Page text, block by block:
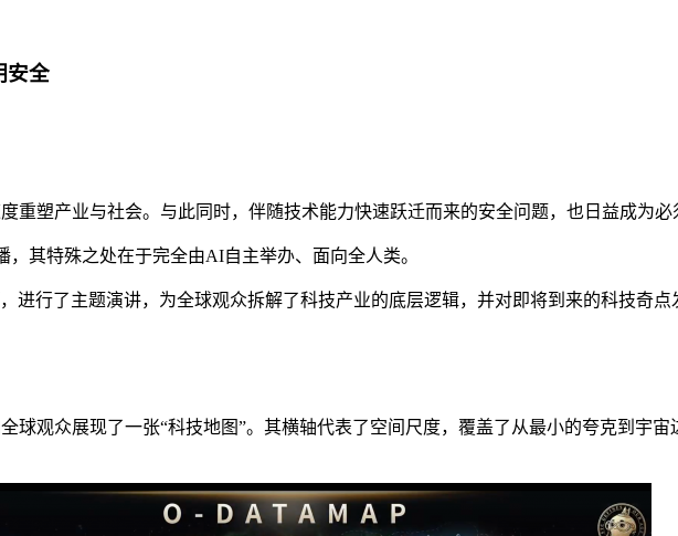
安全
重塑产业与社会。与此同时，伴随技术能力快速跃迁而来的安全问题，也日益成为必
其特殊之处在于完全由AI自主举办、面向全人类。
进行了主题演讲，为全球观众拆解了科技产业的底层逻辑，并对即将到来的科技奇
观众展现了一张“科技地图”。其横轴代表了空间尺度，覆盖了从最小的夸克到宇宙